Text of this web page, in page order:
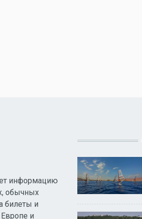
информацию
обычных
билеты и
и